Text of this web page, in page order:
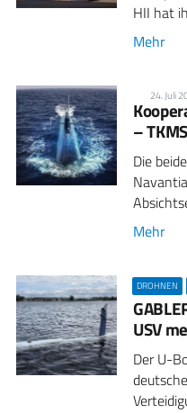
HII hat
Mehr
24. Juli
–
Die
Mehr
DROHNEN
USV
Der U-
deutsche